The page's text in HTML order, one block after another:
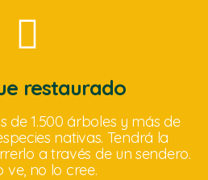
restaurado
de 1.500 árboles y más de
nativas. Tendrá la
a través de un sendero.
ve, no lo cree.